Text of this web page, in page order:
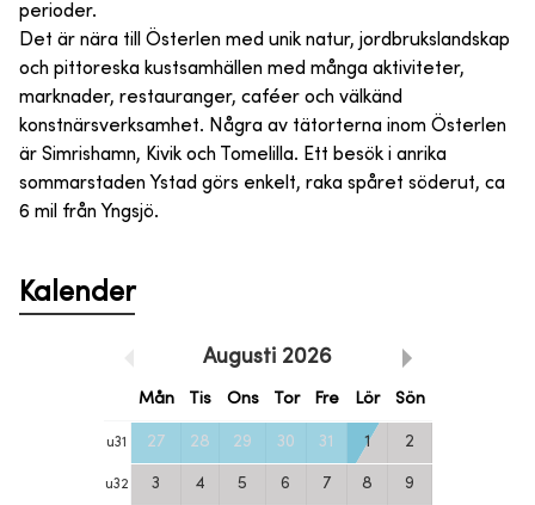
perioder.
Det är nära till Österlen med unik natur, jordbrukslandskap
och pittoreska kustsamhällen med många aktiviteter,
marknader, restauranger, caféer och välkänd
konstnärsverksamhet. Några av tätorterna inom Österlen
är Simrishamn, Kivik och Tomelilla. Ett besök i anrika
sommarstaden Ystad görs enkelt, raka spåret söderut, ca
6 mil från Yngsjö.
Kalender
Augusti 2026
Mån Tis Ons Tor Fre Lör Sön
u31 27 28 29 30 31 1 2
u32 3 4 5 6 7 8 9